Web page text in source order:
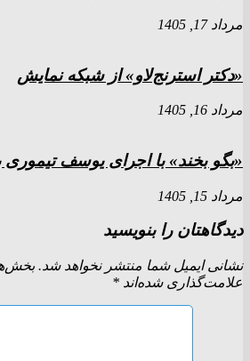
مرداد 17, 1405
«دکتر استرنج‌لاو» از شبکه نمایش
مرداد 16, 1405
«بگو بخند» با اجرای یوسف
مرداد 15, 1405
دیدگاهتان را بنویسید
نشانی ایمیل شما منتشر نخواهد شد.
علامت‌گذاری شده‌اند *